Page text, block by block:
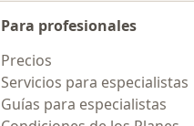
Para profesionales
Precios
Servicios para especialistas
Guías para especialistas